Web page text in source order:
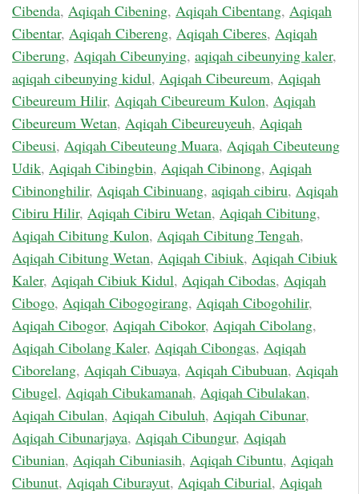
Cibenda, Aqiqah Cibening, Aqiqah Cibentang, Aqiqah
Cibentar, Aqiqah Cibereng, Aqiqah Ciberes, Aqiqah
Ciberung, Aqiqah Cibeunying, aqiqah cibeunying kaler,
aqiqah cibeunying kidul, Aqiqah Cibeureum, Aqiqah
Cibeureum Hilir, Aqiqah Cibeureum Kulon, Aqiqah
Cibeureum Wetan, Aqiqah Cibeureuyeuh, Aqiqah
Cibeusi, Aqiqah Cibeuteung Muara, Aqiqah Cibeuteung
Udik, Aqiqah Cibingbin, Aqiqah Cibinong, Aqiqah
Cibinonghilir, Aqiqah Cibinuang, aqiqah cibiru, Aqiqah
Cibiru Hilir, Aqiqah Cibiru Wetan, Aqiqah Cibitung,
Aqiqah Cibitung Kulon, Aqiqah Cibitung Tengah,
Aqiqah Cibitung Wetan, Aqiqah Cibiuk, Aqiqah Cibiuk
Kaler, Aqiqah Cibiuk Kidul, Aqiqah Cibodas, Aqiqah
Cibogo, Aqiqah Cibogogirang, Aqiqah Cibogohilir,
Aqiqah Cibogor, Aqiqah Cibokor, Aqiqah Cibolang,
Aqiqah Cibolang Kaler, Aqiqah Cibongas, Aqiqah
Ciborelang, Aqiqah Cibuaya, Aqiqah Cibubuan, Aqiqah
Cibugel, Aqiqah Cibukamanah, Aqiqah Cibulakan,
Aqiqah Cibulan, Aqiqah Cibuluh, Aqiqah Cibunar,
Aqiqah Cibunarjaya, Aqiqah Cibungur, Aqiqah
Cibunian, Aqiqah Cibuniasih, Aqiqah Cibuntu, Aqiqah
Cibunut, Aqiqah Ciburayut, Aqiqah Ciburial, Aqiqah